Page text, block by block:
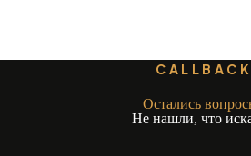
CALLBACK
Остались
Не нашли, что